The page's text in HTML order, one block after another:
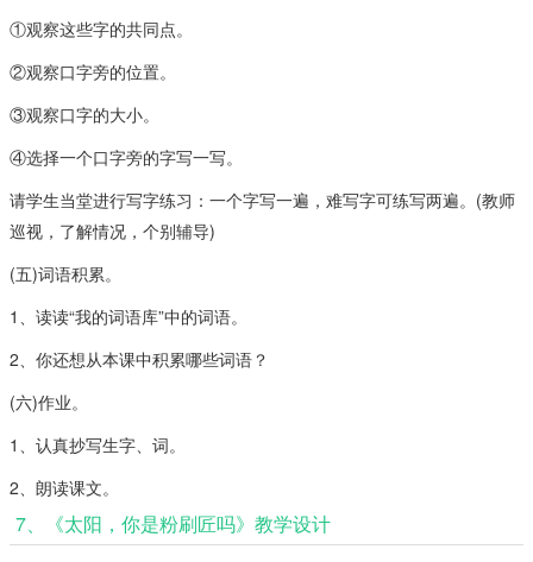
①观察这些字的共同点。
②观察口字旁的位置。
③观察口字的大小。
④选择一个口字旁的字写一写。
请学生当堂进行写字练习：一个字写一遍，难写字可练写两遍。(教师
巡视，了解情况，个别辅导)
(五)词语积累。
1、读读“我的词语库”中的词语。
2、你还想从本课中积累哪些词语？
(六)作业。
1、认真抄写生字、词。
2、朗读课文。
7、《太阳，你是粉刷匠吗》教学设计